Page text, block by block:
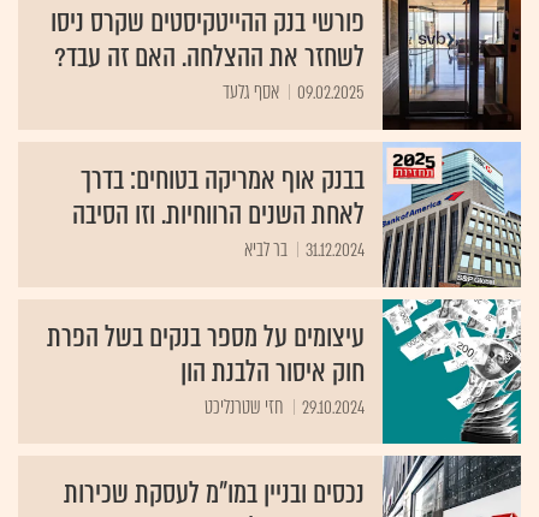
פורשי בנק ההייטקיסטים שקרס ניסו
לשחזר את ההצלחה. האם זה עבד?
09.02.2025 אסף גלעד
בבנק אוף אמריקה בטוחים: בדרך
לאחת השנים הרווחיות. וזו הסיבה
31.12.2024 בר לביא
עיצומים על מספר בנקים בשל הפרת
חוק איסור הלבנת הון
29.10.2024 חזי שטרנליכט
נכסים ובניין במו"מ לעסקת שכירות